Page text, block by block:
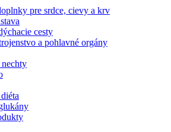
pre srdce, cievy a krv
cesty
a pohlavné orgány